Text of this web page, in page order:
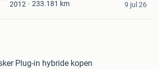
2012 233.181 km 9 jul 26
Plug-in hybride kopen